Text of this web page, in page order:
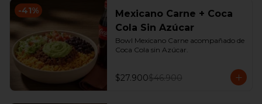
-41%
Mexicano Carne + Coca
Cola Sin Azúcar
Bowl Mexicano Carne acompañado de
Coca Cola sin Azúcar.
$27.900$46.900